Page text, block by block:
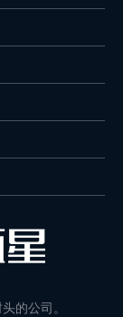
的公司。